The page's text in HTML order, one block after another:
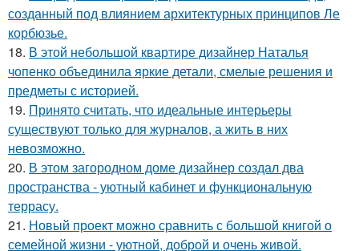
созданный под влиянием архитектурных принципов Ле
корбюзье.
18. В этой небольшой квартире дизайнер Наталья
чопенко объединила яркие детали, смелые решения и
предметы с историей.
19. Принято считать, что идеальные интерьеры
существуют только для журналов, а жить в них
невозможно.
20. В этом загородном доме дизайнер создал два
пространства - уютный кабинет и функциональную
террасу.
21. Новый проект можно сравнить с большой книгой о
семейной жизни - уютной, доброй и очень живой.